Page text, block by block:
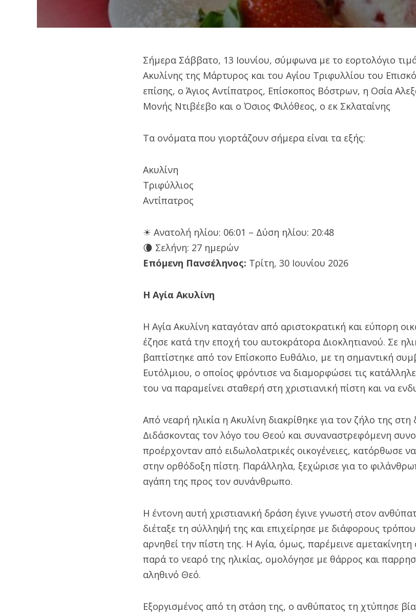
Σήμερα Σάββατο, 13 Ιουνίου, σύμφωνα με το εορτολόγιο
Ακυλίνης της Μάρτυρος και του Αγίου Τριφυλλίου του
επίσης, ο Άγιος Αντίπατρος, Επίσκοπος Βόστρων, η Οσία
Μονής Ντιβέεβο και ο Όσιος Φιλόθεος, ο εκ Σκλαταίνης
Τα ονόματα που γιορτάζουν σήμερα είναι τα εξής:
Ακυλίνη
Τριφύλλιος
Aντίπατρος
☀ Ανατολή ηλίου: 06:01 – Δύση ηλίου: 20:48
🌘 Σελήνη: 27 ημερών
Επόμενη Πανσέληνος: Τρίτη, 30 Ιουνίου 2026
Η Αγία Ακυλίνη
Η Αγία Ακυλίνη καταγόταν από αριστοκρατική και εύπορη
έζησε κατά την εποχή του αυτοκράτορα Διοκλητιανού. Σε
βαπτίστηκε από τον Επίσκοπο Ευθάλιο, με τη σημαντική
Ευτόλμιου, ο οποίος φρόντισε να διαμορφώσει τις
του να παραμείνει σταθερή στη χριστιανική πίστη και να
Από νεαρή ηλικία η Ακυλίνη διακρίθηκε για τον ζήλο της στη
Διδάσκοντας τον λόγο του Θεού και συναναστρεφόμενη
προέρχονταν από ειδωλολατρικές οικογένειες, κατόρθωσε
στην ορθόδοξη πίστη. Παράλληλα, ξεχώρισε για το
αγάπη της προς τον συνάνθρωπο.
Η έντονη αυτή χριστιανική δράση έγινε γνωστή στον
διέταξε τη σύλληψή της και επιχείρησε με διάφορους
αρνηθεί την πίστη της. Η Αγία, όμως, παρέμεινε αμετακίνητη
παρά το νεαρό της ηλικίας, ομολόγησε με θάρρος και
αληθινό Θεό.
Εξοργισμένος από τη στάση της, ο ανθύπατος τη χτύπησε